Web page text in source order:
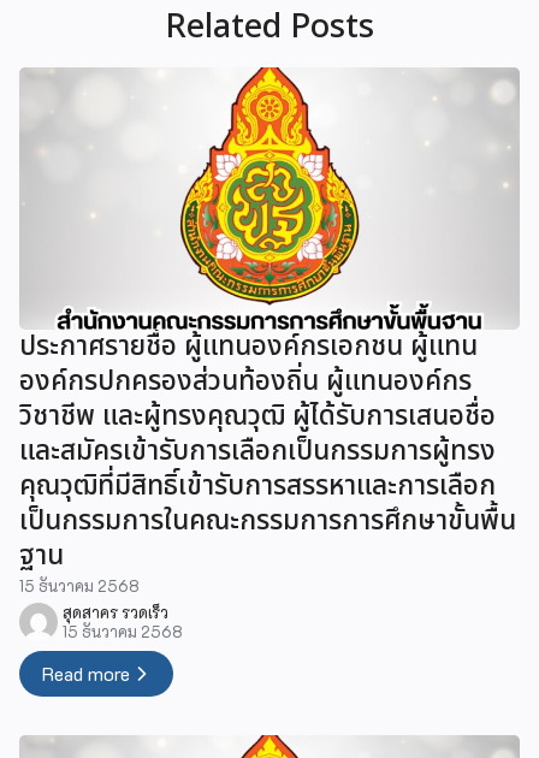
Related Posts
ประกาศรายชื่อ ผู้แทนองค์กรเอกชน ผู้แทน
องค์กรปกครองส่วนท้องถิ่น ผู้แทนองค์กร
วิชาชีพ และผู้ทรงคุณวุฒิ ผู้ได้รับการเสนอชื่อ
และสมัครเข้ารับการเลือกเป็นกรรมการผู้ทรง
คุณวุฒิที่มีสิทธิ์เข้ารับการสรรหาและการเลือก
เป็นกรรมการในคณะกรรมการการศึกษาขั้นพื้น
ฐาน
15 ธันวาคม 2568
สุดสาคร รวดเร็ว
15 ธันวาคม 2568
Read more